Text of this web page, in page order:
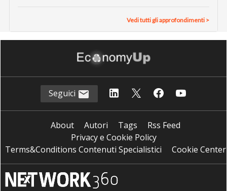
Vedi tutti gli approfondimenti >
Seguici
About Autori Tags
Rss Feed
Privacy e Cookie Policy
Terms&Conditions Contenuti Specialistici
Cookie Center